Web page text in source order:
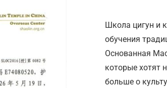
Школа цигун и
обучения
Основанная
которые хотят
больше о